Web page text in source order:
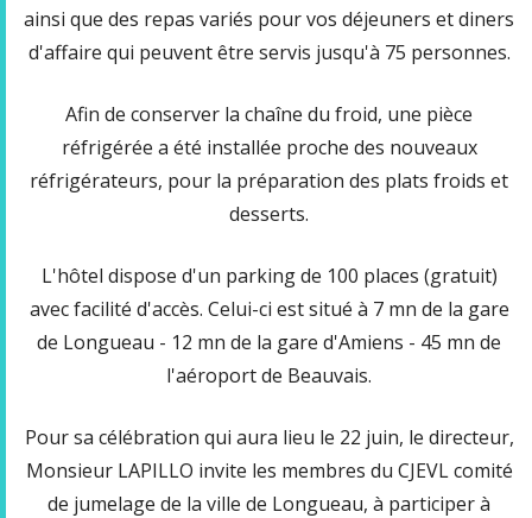
ainsi que des repas variés pour vos déjeuners et diners
d'affaire qui peuvent être servis jusqu'à 75 personnes.
Afin de conserver la chaîne du froid, une pièce
réfrigérée a été installée proche des nouveaux
réfrigérateurs, pour la préparation des plats froids et
desserts.
L'hôtel dispose d'un parking de 100 places (gratuit)
avec facilité d'accès. Celui-ci est situé à 7 mn de la gare
de Longueau - 12 mn de la gare d'Amiens - 45 mn de
l'aéroport de Beauvais.
Pour sa célébration qui aura lieu le 22 juin, le directeur,
Monsieur LAPILLO invite les membres du CJEVL comité
de jumelage de la ville de Longueau, à participer à